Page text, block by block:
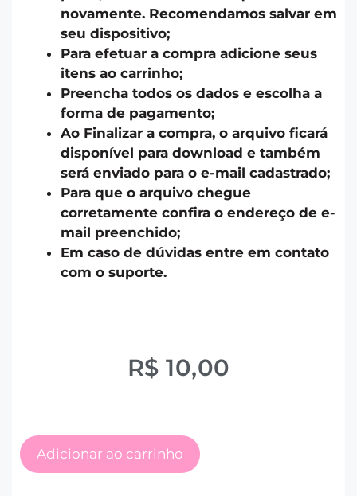
novamente. Recomendamos salvar em
seu dispositivo;
Para efetuar a compra adicione seus
itens ao carrinho;
Preencha todos os dados e escolha a
forma de pagamento;
Ao Finalizar a compra, o arquivo ficará
disponível para download e também
será enviado para o e-mail cadastrado;
Para que o arquivo chegue
corretamente confira o endereço de e-
mail preenchido;
Em caso de dúvidas entre em contato
com o suporte.
R$ 10,00
Adicionar ao carrinho